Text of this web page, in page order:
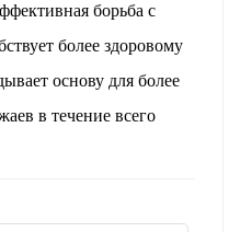
борьба с
более здоровому
основу для более
в течение всего